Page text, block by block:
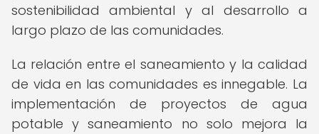
sostenibilidad ambiental y al desarrollo a
largo plazo de las comunidades.
La relación entre el saneamiento y la calidad
de vida en las comunidades es innegable. La
implementación de proyectos de agua
potable y saneamiento no solo mejora la